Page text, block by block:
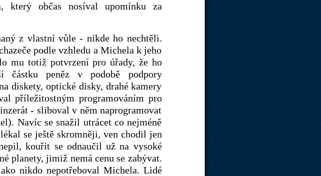
který občas nosíval upomínku za
z vlastní vůle - nikde ho nechtěli.
podle vzhledu a Michela k jeho
mu totiž potvrzení pro úřady, že ho
peněz v podobě podpory
diskety, optické disky, drahé kamery
příležitostným programováním pro
- sliboval v něm naprogramovat
Navíc se snažil utrácet co nejméně
se ještě skromněji, ven chodil jen
kouřit se odnaučil už na vysoké
planety, jimiž nemá cenu se zabývat.
nikdo nepotřeboval Michela. Lidé